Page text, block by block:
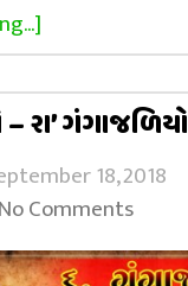
રા’ ગંગાજળિયો
18, 2018
No Comments